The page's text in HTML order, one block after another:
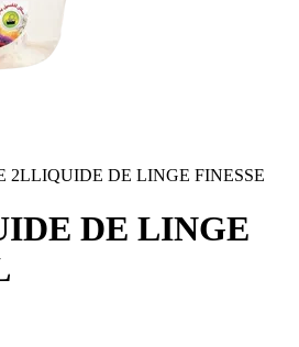
2LLIQUIDE DE LINGE FINESSE
DE LINGE